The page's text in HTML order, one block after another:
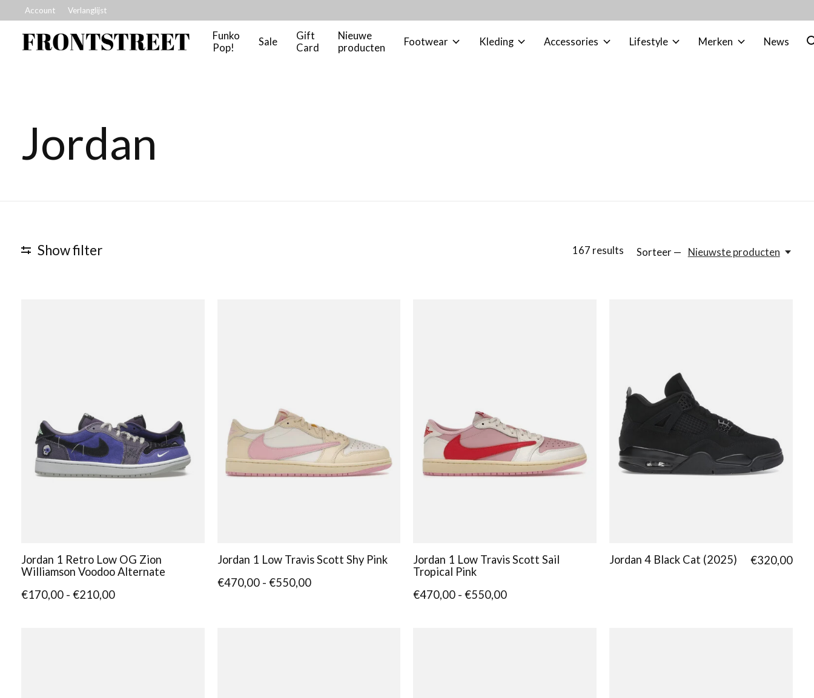
Account Verlanglijst
Funko
Pop!
Sale
Gift
Card
Nieuwe
producten
Footwear Kleding Accessories Lifestyle Merken News
Jordan
Show filter 167 results Sorteer — Nieuwste producten
Jordan 1 Retro Low OG Zion
Williamson Voodoo Alternate
€170,00 - €210,00
Jordan 1 Low Travis Scott Shy Pink
€470,00 - €550,00
Jordan 1 Low Travis Scott Sail
Tropical Pink
€470,00 - €550,00
Jordan 4 Black Cat (2025) €320,00